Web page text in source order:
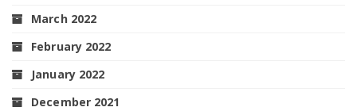
March 2022
February 2022
January 2022
December 2021